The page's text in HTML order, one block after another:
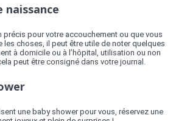
naissance
précis pour votre accouchement ou que vous
les choses, il peut être utile de noter quelques
à domicile ou à l’hôpital, utilisation ou non
peut être consigné dans votre journal.
une baby shower pour vous, réservez une